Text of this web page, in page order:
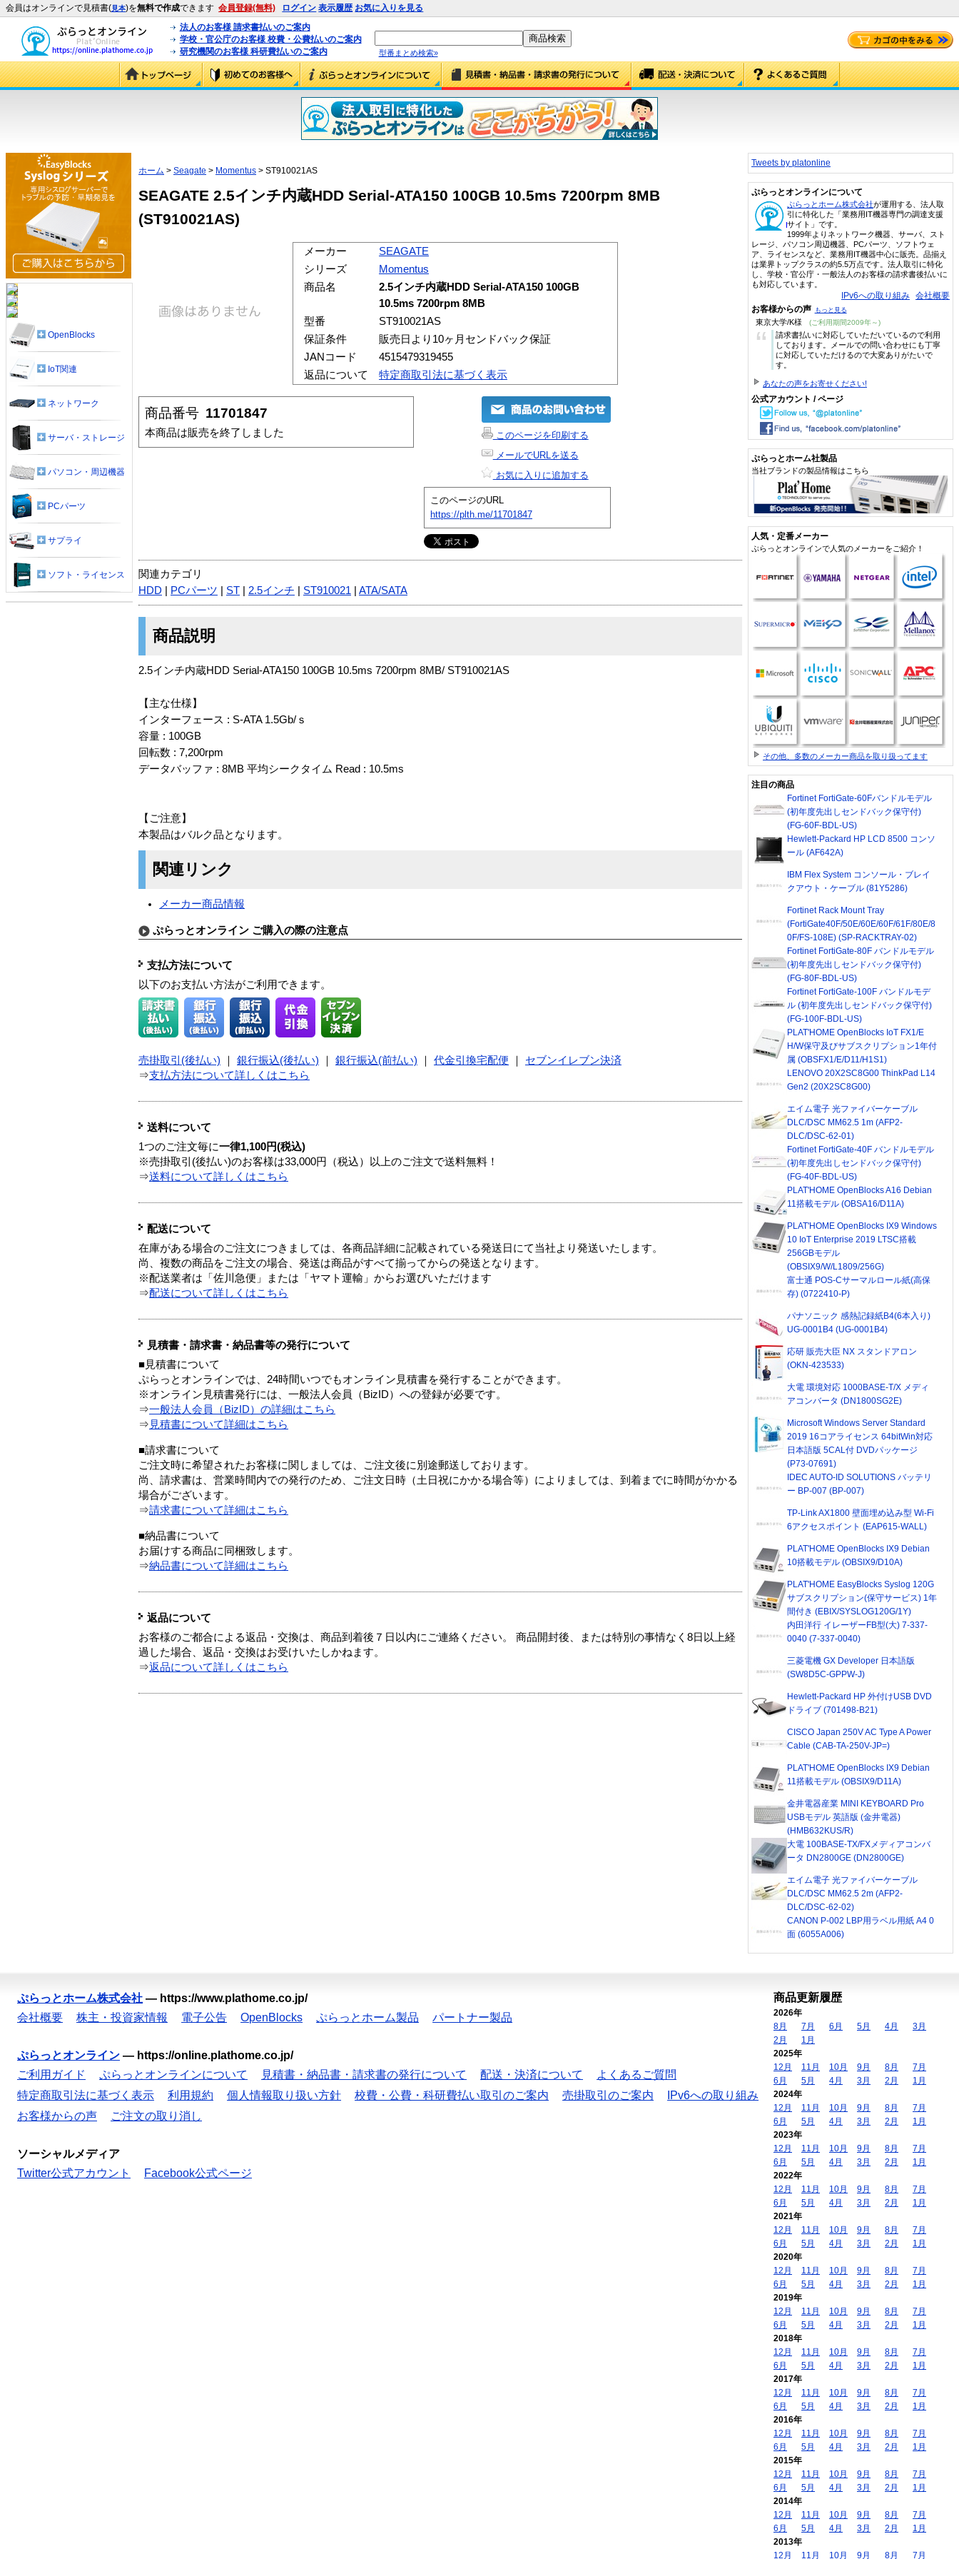
会員はオンラインで見積書(見本)を無料で作成できます 会員登録(無料) ログイン 表示履歴 お気に入りを見る
法人のお客様 請求書払いのご案内
学校・官公庁のお客様 校費・公費払いのご案内
研究機関のお客様 科研費払いのご案内
型番まとめ検索»
ホーム > Seagate > Momentus > ST910021AS
SEAGATE 2.5インチ内蔵HDD Serial-ATA150 100GB 10.5ms 7200rpm 8MB
(ST910021AS)
メーカー
SEAGATE
シリーズ
Momentus
商品名
2.5インチ内蔵HDD Serial-ATA150 100GB
10.5ms 7200rpm 8MB
型番
ST910021AS
保証条件
販売日より10ヶ月センドバック保証
JANコード
4515479319455
返品について
特定商取引法に基づく表示
商品番号 11701847
本商品は販売を終了しました
このページを印刷する
メールでURLを送る
お気に入りに追加する
このページのURL
https://plth.me/11701847
関連カテゴリ
HDD
PCパーツ ST 2.5インチ ST910021 ATA/SATA
商品説明
2.5インチ内蔵HDD Serial-ATA150 100GB 10.5ms 7200rpm 8MB/ ST910021AS
【主な仕様】
インターフェース : S-ATA 1.5Gb/ｓ
容量 : 100GB
回転数 : 7,200rpm
データバッファ : 8MB 平均シークタイム Read : 10.5ms
【ご注意】
本製品はバルク品となります。
関連リンク
メーカー商品情報
ぷらっとオンライン ご購入の際の注意点
支払方法について
以下のお支払い方法がご利用できます。
売掛取引(後払い) 銀行振込(後払い) 銀行振込(前払い) 代金引換宅配便
セブンイレブン決済
⇒支払方法について詳しくはこちら
送料について
1つのご注文毎に一律1,100円(税込)
※売掛取引(後払い)のお客様は33,000円（税込）以上のご注文で送料無料！
⇒送料について詳しくはこちら
配送について
在庫がある場合のご注文につきましては、各商品詳細に記載されている発送日にて当社より発送いたします。
尚、複数の商品をご注文の場合、発送は商品がすべて揃ってからの発送となります。
※配送業者は「佐川急便」または「ヤマト運輸」からお選びいただけます
⇒配送について詳しくはこちら
見積書・請求書・納品書等の発行について
■見積書について
ぷらっとオンラインでは、24時間いつでもオンライン見積書を発行することができます。
※オンライン見積書発行には、一般法人会員（BizID）への登録が必要です。
⇒一般法人会員（BizID）の詳細はこちら
⇒ 見積書について詳細はこちら
■請求書について
ご注文時に希望されたお客様に関しましては、ご注文後に別途郵送しております。
尚、請求書は、営業時間内での発行のため、ご注文日時（土日祝にかかる場合等）によりましては、到着までに時間がかかる
場合がございます。
⇒請求書について詳細はこちら
■納品書について
お届けする商品に同梱致します。
⇒納品書について詳細はこちら
返品について
お客様のご都合による返品・交換は、商品到着後７日以内にご連絡ください。 商品開封後、または特別の事情なく8日以上経
過した場合、返品・交換はお受けいたしかねます。
⇒返品について詳しくはこちら
OpenBlocks
IoT関連
ネットワーク
サーバ・ストレージ
パソコン・周辺機器
PCパーツ
サプライ
ソフト・ライセンス
Tweets by platonline
ぷらっとオンラインについて
ぷらっとホーム株式会社が運用する、法人取
引に特化した「業務用IT機器専門の調達支援
サイト」です。
1999年よりネットワーク機器、サーバ、スト
レージ、パソコン周辺機器、PCパーツ、ソフトウェ
ア、ライセンスなど、業務用IT機器中心に販売。品揃え
は業界トップクラスの約5.5万点です。法人取引に特化
し、学校・官公庁・一般法人のお客様の請求書後払いに
も対応しています。
IPv6への取り組み 会社概要
お客様からの声 もっと見る
東京大学/K様 (ご利用期間2009年～)
“
請求書払いに対応していただいているので利用
しております。メールでの問い合わせにも丁寧
に対応していただけるので大変ありがたいで
す。
あなたの声をお寄せください!
公式アカウント / ページ
ぷらっとホーム社製品
当社ブランドの製品情報はこちら
人気・定番メーカー
ぷらっとオンラインで人気のメーカーをご紹介！
その他、多数のメーカー商品を取り扱ってます
注目の商品
Fortinet FortiGate-60Fバンドルモデル
(初年度先出しセンドバック保守付)
(FG-60F-BDL-US)
Hewlett-Packard HP LCD 8500 コンソ
ール (AF642A)
IBM Flex System コンソール・ブレイ
クアウト・ケーブル (81Y5286)
Fortinet Rack Mount Tray
(FortiGate40F/50E/60E/60F/61F/80E/8
0F/FS-108E) (SP-RACKTRAY-02)
Fortinet FortiGate-80F バンドルモデル
(初年度先出しセンドバック保守付)
(FG-80F-BDL-US)
Fortinet FortiGate-100F バンドルモデ
ル (初年度先出しセンドバック保守付)
(FG-100F-BDL-US)
PLAT'HOME OpenBlocks IoT FX1/E
H/W保守及びサブスクリプション1年付
属 (OBSFX1/E/D11/H1S1)
LENOVO 20X2SC8G00 ThinkPad L14
Gen2 (20X2SC8G00)
エイム電子 光ファイバーケーブル
DLC/DSC MM62.5 1m (AFP2-
DLC/DSC-62-01)
Fortinet FortiGate-40F バンドルモデル
(初年度先出しセンドバック保守付)
(FG-40F-BDL-US)
PLAT'HOME OpenBlocks A16 Debian
11搭載モデル (OBSA16/D11A)
PLAT'HOME OpenBlocks IX9 Windows
10 IoT Enterprise 2019 LTSC搭載
256GBモデル
(OBSIX9/W/L1809/256G)
富士通 POS-Cサーマルロール紙(高保
存) (0722410-P)
パナソニック 感熱記録紙B4(6本入り)
UG-0001B4 (UG-0001B4)
応研 販売大臣 NX スタンドアロン
(OKN-423533)
大電 環境対応 1000BASE-T/X メディ
アコンバータ (DN1800SG2E)
Microsoft Windows Server Standard
2019 16コアライセンス 64bitWin対応
日本語版 5CAL付 DVDパッケージ
(P73-07691)
IDEC AUTO-ID SOLUTIONS バッテリ
ー BP-007 (BP-007)
TP-Link AX1800 壁面埋め込み型 Wi-Fi
6アクセスポイント (EAP615-WALL)
PLAT'HOME OpenBlocks IX9 Debian
10搭載モデル (OBSIX9/D10A)
PLAT'HOME EasyBlocks Syslog 120G
サブスクリプション(保守サービス) 1年
間付き (EBIX/SYSLOG120G/1Y)
内田洋行 イレーザーFB型(大) 7-337-
0040 (7-337-0040)
三菱電機 GX Developer 日本語版
(SW8D5C-GPPW-J)
Hewlett-Packard HP 外付けUSB DVD
ドライブ (701498-B21)
CISCO Japan 250V AC Type A Power
Cable (CAB-TA-250V-JP=)
PLAT'HOME OpenBlocks IX9 Debian
11搭載モデル (OBSIX9/D11A)
金井電器産業 MINI KEYBOARD Pro
USBモデル 英語版 (金井電器)
(HMB632KUS/R)
大電 100BASE-TX/FXメディアコンバ
ータ DN2800GE (DN2800GE)
エイム電子 光ファイバーケーブル
DLC/DSC MM62.5 2m (AFP2-
DLC/DSC-62-02)
CANON P-002 LBP用ラベル用紙 A4 0
面 (6055A006)
ぷらっとホーム株式会社 — https://www.plathome.co.jp/
会社概要
株主・投資家情報 電子公告 OpenBlocks ぷらっとホーム製品 パートナー製品
ぷらっとオンライン — https://online.plathome.co.jp/
ご利用ガイド
ぷらっとオンラインについて 見積書・納品書・請求書の発行について 配送・決済について
よくあるご質問
特定商取引法に基づく表示
利用規約 個人情報取り扱い方針 校費・公費・科研費払い取引のご案内 売掛取引のご案内
IPv6への取り組み
お客様からの声
ご注文の取り消し
ソーシャルメディア
Twitter公式アカウント
Facebook公式ページ
商品更新履歴
2026年
8月
7月 6月 5月 4月
3月
2月
1月
2025年
12月
11月 10月 9月 8月
7月
6月
5月 4月 3月 2月
1月
2024年
12月
11月 10月 9月 8月
7月
6月
5月 4月 3月 2月
1月
2023年
12月
11月 10月 9月 8月
7月
6月
5月 4月 3月 2月
1月
2022年
12月
11月 10月 9月 8月
7月
6月
5月 4月 3月 2月
1月
2021年
12月
11月 10月 9月 8月
7月
6月
5月 4月 3月 2月
1月
2020年
12月
11月 10月 9月 8月
7月
6月
5月 4月 3月 2月
1月
2019年
12月
11月 10月 9月 8月
7月
6月
5月 4月 3月 2月
1月
2018年
12月
11月 10月 9月 8月
7月
6月
5月 4月 3月 2月
1月
2017年
12月
11月 10月 9月 8月
7月
6月
5月 4月 3月 2月
1月
2016年
12月
11月 10月 9月 8月
7月
6月
5月 4月 3月 2月
1月
2015年
12月
11月 10月 9月 8月
7月
6月
5月 4月 3月 2月
1月
2014年
12月
11月 10月 9月 8月
7月
6月
5月 4月 3月 2月
1月
2013年
12月
11月 10月 9月 8月 7月